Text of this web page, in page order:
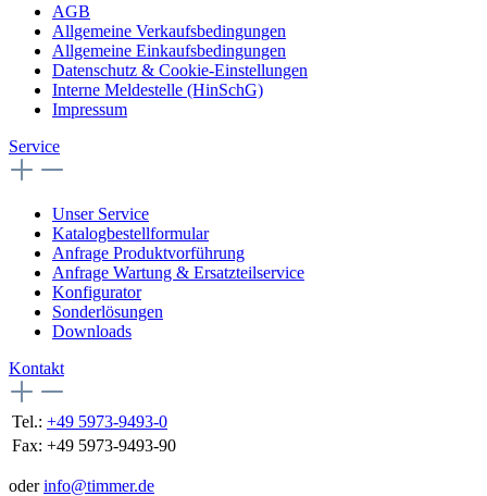
AGB
Allgemeine Verkaufsbedingungen
Allgemeine Einkaufsbedingungen
Datenschutz & Cookie-Einstellungen
Interne Meldestelle (HinSchG)
Impressum
Service
Unser Service
Katalogbestellformular
Anfrage Produktvorführung
Anfrage Wartung & Ersatzteilservice
Konfigurator
Sonderlösungen
Downloads
Kontakt
Tel.: +49 5973-9493-0
Fax: +49 5973-9493-90
oderinfo@timmer.de